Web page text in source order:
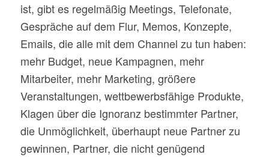
ist, gibt es regelmäßig Meetings, Telefonate,
Gespräche auf dem Flur, Memos, Konzepte,
Emails, die alle mit dem Channel zu tun haben:
mehr Budget, neue Kampagnen, mehr
Mitarbeiter, mehr Marketing, größere
Veranstaltungen, wettbewerbsfähige Produkte,
Klagen über die Ignoranz bestimmter Partner,
die Unmöglichkeit, überhaupt neue Partner zu
gewinnen, Partner, die nicht genügend